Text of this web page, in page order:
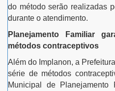
do método serão realizadas
durante o atendimento.
Planejamento Familiar
métodos contraceptivos
Além do Implanon, a
série de métodos
Municipal de Planejamento